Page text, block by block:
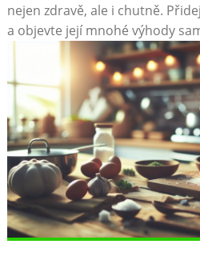
nejen zdravě, ale i chutně.
a objevte její mnohé výhody